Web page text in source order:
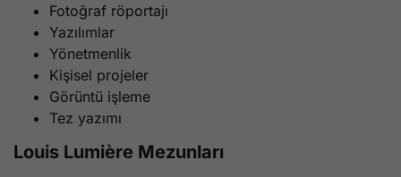
Fotoğraf röportajı
Yazılımlar
Yönetmenlik
Kişisel projeler
Görüntü işleme
Tez yazımı
Louis Lumière Mezunları